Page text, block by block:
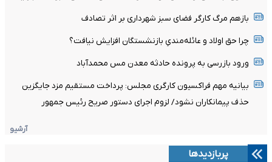
بازهم مرگ کارگر فضای سبز شهرداری بر اثر تصادف
چرا حق اولاد و عائله‌مندیِ بازنشستگان افزایش نیافت؟
ورود بازرسی به پرونده حادثه معدن مس محمدآباد
بیانیه مهم فراکسیون کارگری مجلس: پرداخت مستقیم مزد جایگزین
حذف پیمانکاران نشود/ لزوم اجرای دستور صریح رئیس جمهور
آرشیو
پربازدیدها